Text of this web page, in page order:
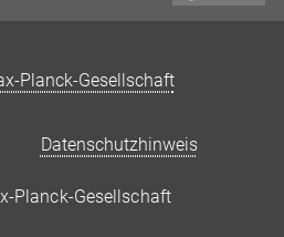
Planck-Gesellschaft
Datenschutzhinweis
Planck-Gesellschaft